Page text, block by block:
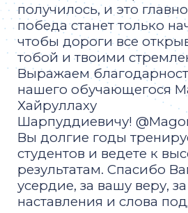
получилось, и это
победа станет только
чтобы дороги все
тобой и твоими
Выражаем
нашего обучающегося
Хайруллаху
Шарпуддиевичу!
Вы долгие годы
студентов и ведете к
результатам. Спасибо
усердие, за вашу веру,
наставления и слова